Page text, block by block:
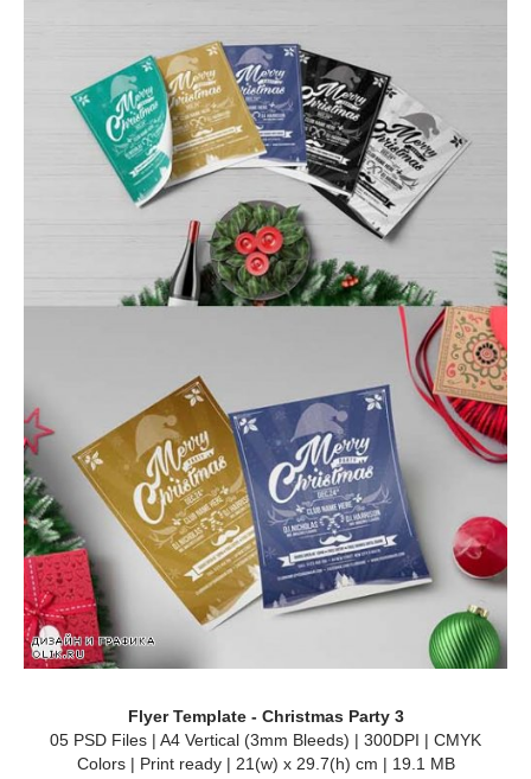
Flyer Template - Christmas Party 3
05 PSD Files | A4 Vertical (3mm Bleeds) | 300DPI | CMYK
Colors | Print ready | 21(w) x 29.7(h) cm | 19.1 MB